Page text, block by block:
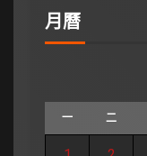
月曆
一 二